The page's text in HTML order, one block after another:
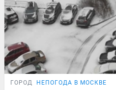
ГОРОД НЕПОГОДА В МОСКВЕ